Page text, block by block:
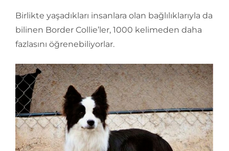
Birlikte yaşadıkları insanlara olan bağlılıklarıyla da
bilinen Border Collie’ler, 1000 kelimeden daha
fazlasını öğrenebiliyorlar.